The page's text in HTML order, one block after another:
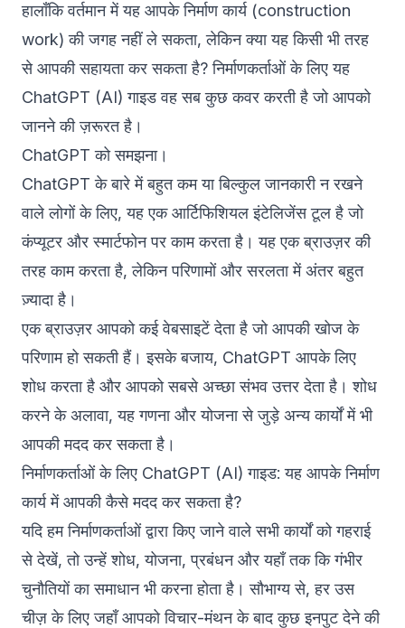
हालाँकि वर्तमान में यह आपके निर्माण कार्य (construction
work) की जगह नहीं ले सकता, लेकिन क्या यह किसी भी तरह
से आपकी सहायता कर सकता है? निर्माणकर्ताओं के लिए यह
ChatGPT (AI) गाइड वह सब कुछ कवर करती है जो आपको
जानने की ज़रूरत है।
ChatGPT को समझना।
ChatGPT के बारे में बहुत कम या बिल्कुल जानकारी न रखने
वाले लोगों के लिए, यह एक आर्टिफिशियल इंटेलिजेंस टूल है जो
कंप्यूटर और स्मार्टफोन पर काम करता है। यह एक ब्राउज़र की
तरह काम करता है, लेकिन परिणामों और सरलता में अंतर बहुत
ज़्यादा है।
एक ब्राउज़र आपको कई वेबसाइटें देता है जो आपकी खोज के
परिणाम हो सकती हैं। इसके बजाय, ChatGPT आपके लिए
शोध करता है और आपको सबसे अच्छा संभव उत्तर देता है। शोध
करने के अलावा, यह गणना और योजना से जुड़े अन्य कार्यों में भी
आपकी मदद कर सकता है।
निर्माणकर्ताओं के लिए ChatGPT (AI) गाइड: यह आपके निर्माण
कार्य में आपकी कैसे मदद कर सकता है?
यदि हम निर्माणकर्ताओं द्वारा किए जाने वाले सभी कार्यों को गहराई
से देखें, तो उन्हें शोध, योजना, प्रबंधन और यहाँ तक कि गंभीर
चुनौतियों का समाधान भी करना होता है। सौभाग्य से, हर उस
चीज़ के लिए जहाँ आपको विचार-मंथन के बाद कुछ इनपुट देने की